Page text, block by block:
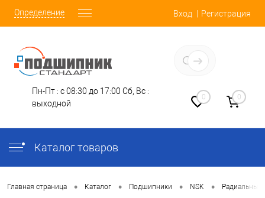
Определение Вход Регистрация
Пн-Пт : с 08:30 до 17:00 Сб, Вс :
выходной
0 0
Каталог товаров
Главная страница • Каталог • Подшипники • NSK •